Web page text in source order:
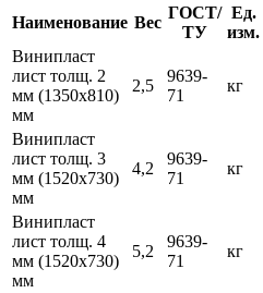
Наименование Вес
ГОСТ/
ТУ
Ед.
изм.
Винипласт
лист толщ. 2
мм (1350х810)
мм
2,5
9639-
71
кг
Винипласт
лист толщ. 3
мм (1520х730)
мм
4,2
9639-
71
кг
Винипласт
лист толщ. 4
мм (1520х730)
мм
5,2
9639-
71
кг